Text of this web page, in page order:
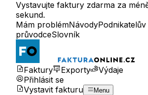
Vystavujte faktury zdarma za
sekund.
Mám problémNávodyPodnikatelův
průvodceSlovník
Faktury Exporty
Výdaje
Přihlásit se
Vystavit fakturu
Menu